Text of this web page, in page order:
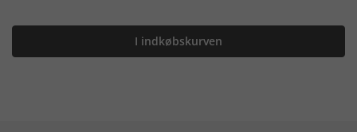
I indkøbskurven